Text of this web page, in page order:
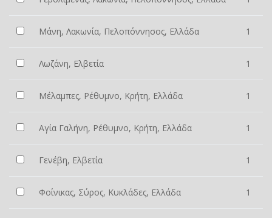
Μάνη, Λακωνία, Πελοπόννησος, Ελλάδα 1
Λωζάνη, Ελβετία 1
Μέλαμπες, Ρέθυμνο, Κρήτη, Ελλάδα 1
Αγία Γαλήνη, Ρέθυμνο, Κρήτη, Ελλάδα 1
Γενέβη, Ελβετία 1
Φοίνικας, Σύρος, Κυκλάδες, Ελλάδα 1